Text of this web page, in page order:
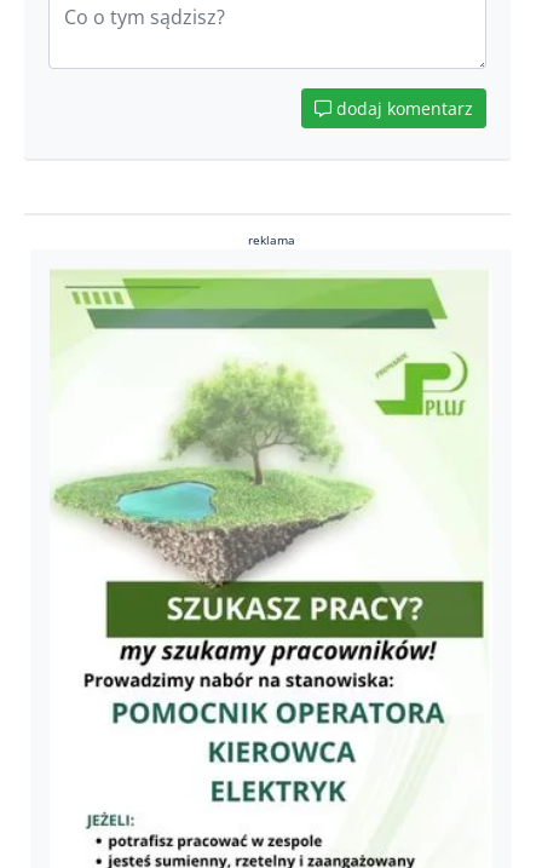
dodaj komentarz
reklama